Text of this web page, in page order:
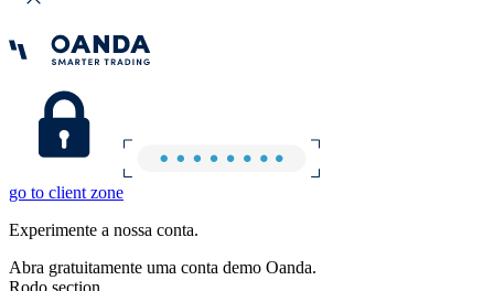
go to client zone
Experimente a nossa conta.
Abra gratuitamente uma conta demo Oanda.
Rodo section